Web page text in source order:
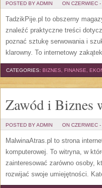
POSTED BY ADMIN ON CZERWIEC
TadzikPije.pl to obszerny
znaleźć praktyczne treści
poznać sztukę serwowania i
klarowny. To internetowy
CATEGORIES: BIZNES, FINANSE,
Zawód i Biznes
POSTED BY ADMIN ON CZERWIEC
MalwinaAtras.pl to strona
komputerowej. To witryna, w
zainteresować zarówno osoby,
rozwijać swoje umiejętności.